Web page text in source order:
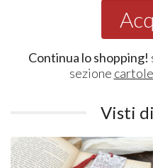
Continua lo shopping!
sezione
Visti